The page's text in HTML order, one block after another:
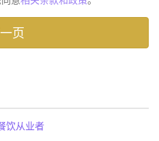
饮从业者